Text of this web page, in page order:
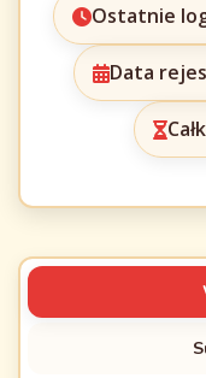
Ostatnie
Data